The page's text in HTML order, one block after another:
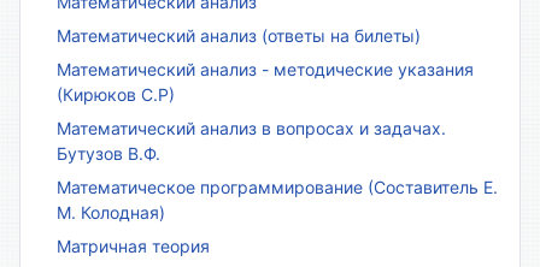
Математический анализ (ответы на билеты)
Математический анализ - методические указания
(Кирюков С.Р)
Математический анализ в вопросах и задачах.
Бутузов В.Ф.
Математическое программирование (Составитель Е.
М. Колодная)
Матричная теория